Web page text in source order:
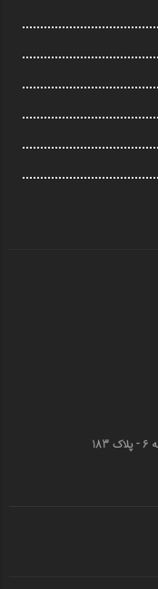
قم - خیابان انقلاب (چهارمردان)‌ - کوچه 6 - پلاک 183